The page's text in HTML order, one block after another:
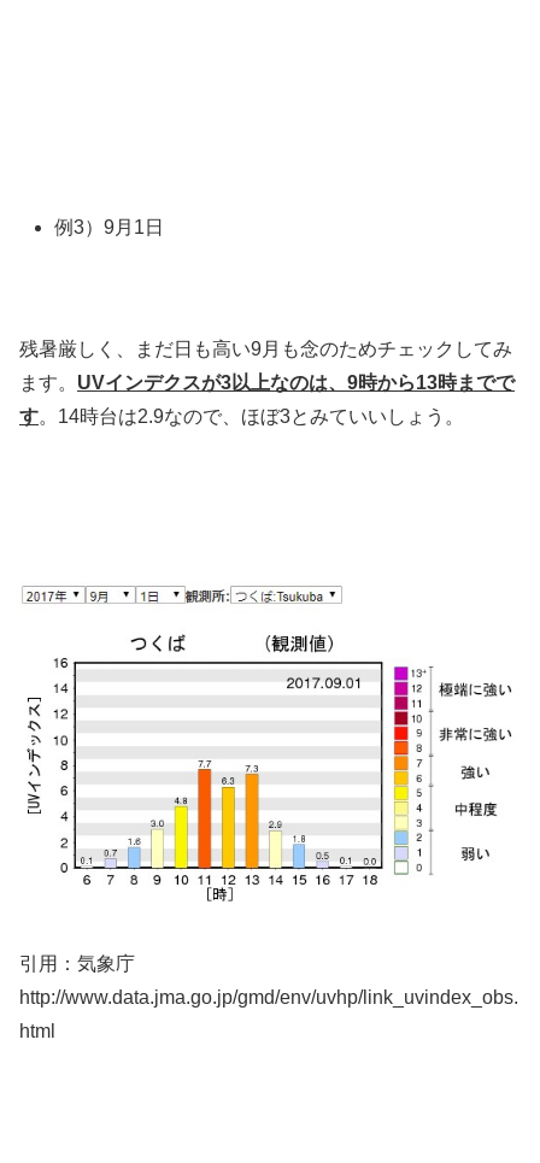
例3）9月1日
残暑厳しく、まだ日も高い9月も念のためチェックしてみ
ます。 UVインデクスが3以上なのは、9時から13時までで
す。14時台は2.9なので、ほぼ3とみていいしょう。
引用：気象庁
http://www.data.jma.go.jp/gmd/env/uvhp/link_uvindex_obs.
html